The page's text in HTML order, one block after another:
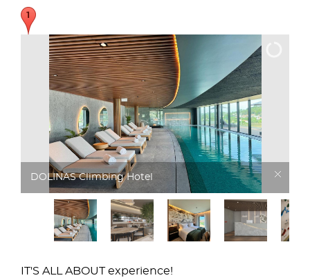
DOLINAS Climbing Hotel
IT'S ALL ABOUT experience!